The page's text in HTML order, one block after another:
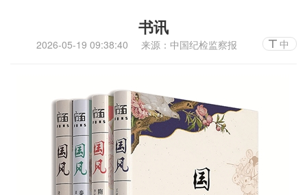
书讯
2026-05-19 09:38:40 来源：中国纪检监察报 中